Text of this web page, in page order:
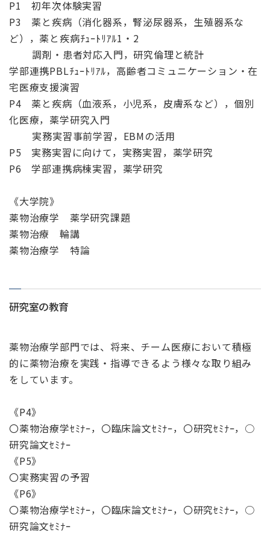
P1 初年次体験実習
P3 薬と疾病（消化器系，腎泌尿器系，生殖器系な
ど），薬と疾病ﾁｭｰﾄﾘｱﾙ1・2
調剤・患者対応入門，研究倫理と統計
学部連携PBLﾁｭｰﾄﾘｱﾙ，高齢者コミュニケーション・在
宅医療支援演習
P4 薬と疾病（血液系，小児系，皮膚系など），個別
化医療，薬学研究入門
実務実習事前学習，EBMの活用
P5 実務実習に向けて，実務実習，薬学研究
P6 学部連携病棟実習，薬学研究
《大学院》
薬物治療学 薬学研究課題
薬物治療 輪講
薬物治療学 特論
研究室の教育
薬物治療学部門では、将来、チーム医療において積極
的に薬物治療を実践・指導できるよう様々な取り組み
をしています。
《P4》
〇薬物治療学ｾﾐﾅｰ，〇臨床論文ｾﾐﾅｰ，〇研究ｾﾐﾅｰ，○
研究論文ｾﾐﾅｰ
《P5》
〇実務実習の予習
《P6》
〇薬物治療学ｾﾐﾅｰ，〇臨床論文ｾﾐﾅｰ，〇研究ｾﾐﾅｰ，○
研究論文ｾﾐﾅｰ